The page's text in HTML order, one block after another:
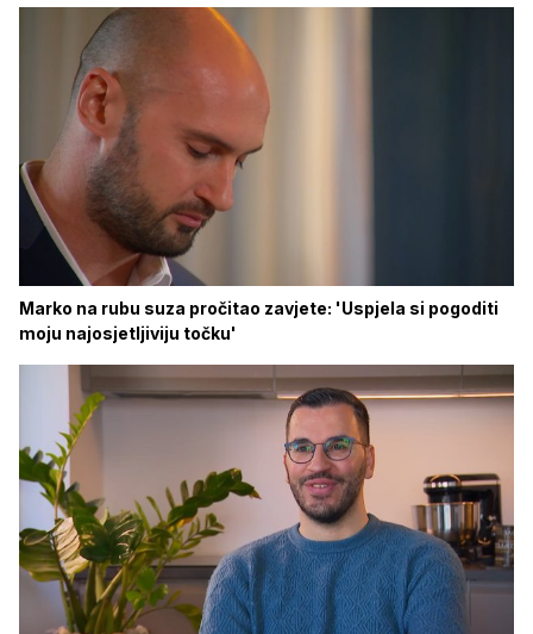
Marko na rubu suza pročitao zavjete: 'Uspjela si pogoditi
moju najosjetljiviju točku'